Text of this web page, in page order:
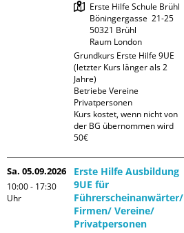
Erste Hilfe Schule Brühl
Böningergasse  21-25
50321 Brühl
Raum London
Grundkurs Erste Hilfe 9UE
(letzter Kurs länger als 2
Jahre)
Betriebe Vereine
Privatpersonen
Kurs kostet, wenn nicht von
der BG übernommen wird
50€
Sa. 05.09.2026
10:00 - 17:30
Uhr
Erste Hilfe Ausbildung
9UE für
Führerscheinanwärter/
Firmen/ Vereine/
Privatpersonen